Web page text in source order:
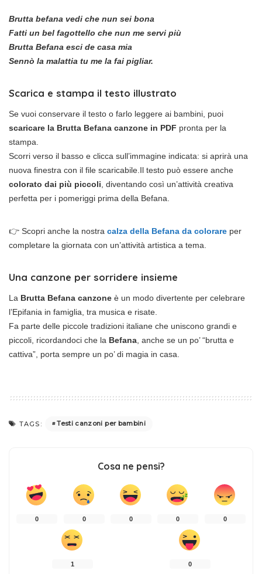
Brutta befana vedi che nun sei bona
Fatti un bel fagottello che nun me servi più
Brutta Befana esci de casa mia
Sennò la malattia tu me la fai pigliar.
Scarica e stampa il testo illustrato
Se vuoi conservare il testo o farlo leggere ai bambini, puoi
scaricare la Brutta Befana canzone in PDF pronta per la
stampa.
Scorri verso il basso e clicca sull’immagine indicata: si aprirà una
nuova finestra con il file scaricabile.Il testo può essere anche
colorato dai più piccoli , diventando così un’attività creativa
perfetta per i pomeriggi prima della Befana.
👉 Scopri anche la nostra calza della Befana da colorare per
completare la giornata con un’attività artistica a tema.
Una canzone per sorridere insieme
La Brutta Befana canzone è un modo divertente per celebrare
l’Epifania in famiglia, tra musica e risate.
Fa parte delle piccole tradizioni italiane che uniscono grandi e
piccoli, ricordandoci che la Befana , anche se un po’ “brutta e
cattiva”, porta sempre un po’ di magia in casa.
TAGS: Testi canzoni per bambini
Cosa ne pensi?
0 0 0 0 0
1 0